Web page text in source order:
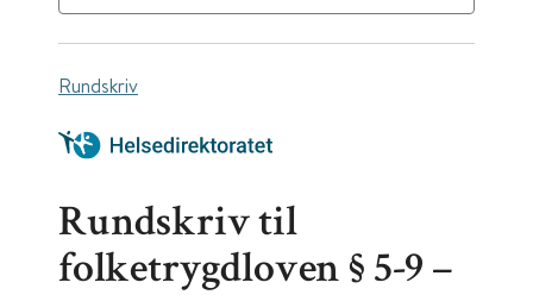
Rundskriv
Rundskriv til
folketrygdloven § 5-9 –